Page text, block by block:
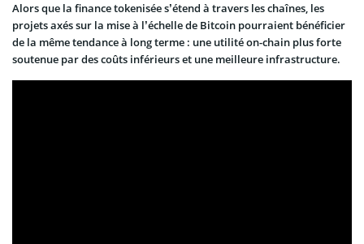
Alors que la finance tokenisée s’étend à travers les chaînes, les
projets axés sur la mise à l’échelle de Bitcoin pourraient bénéficier
de la même tendance à long terme : une utilité on-chain plus forte
soutenue par des coûts inférieurs et une meilleure infrastructure.